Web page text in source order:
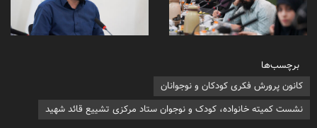
برچسب‌ها
کانون پرورش فکری کودکان و نوجوانان
نشست کمیته خانواده، کودک و نوجوان ستاد مرکزی تشییع قائد شهید